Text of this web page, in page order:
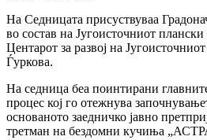
На Седницата присуствуваа
во состав на Југоисточниот
Центарот за развој на
Ѓуркова.
На седница беа поинтирани
процес кој го отежнува
основаното заедничко јавно
третман на бездомни кучиња